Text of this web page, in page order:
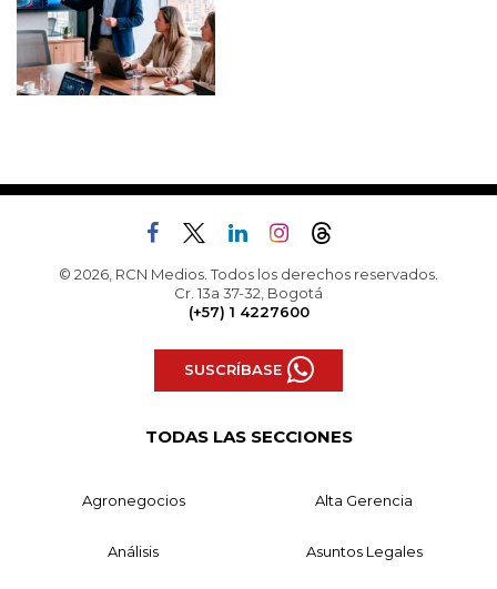
© 2026, RCN Medios. Todos los derechos reservados.
Cr. 13a 37-32, Bogotá
(+57) 1 4227600
SUSCRÍBASE
TODAS LAS SECCIONES
Agronegocios Alta Gerencia
Análisis Asuntos Legales